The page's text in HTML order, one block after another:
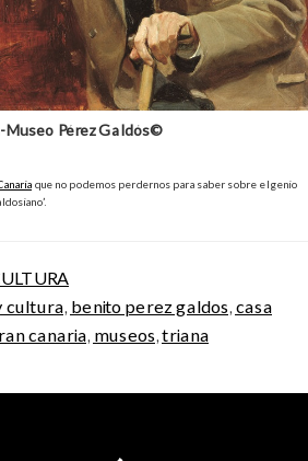
Museo Pérez Galdós©
que no podemos perdernos para saber sobre el genio
cultura, benito perez galdos, casa
canaria, museos,triana